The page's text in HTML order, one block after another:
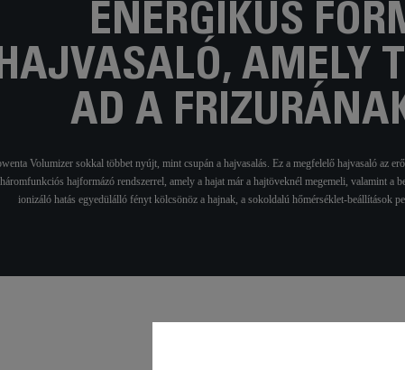
ENERGIKUS
AMELY
AD A
Volumizer sokkal többet nyújt, mint csupán a hajvasalás. Ez a megfelelő hajvasaló az
hajformázó rendszerrel, amely a hajat már a hajtöveknél megemeli, valamint a
ionizáló hatás egyedülálló fényt kölcsönöz a hajnak, a sokoldalú hőmérséklet-beállítások